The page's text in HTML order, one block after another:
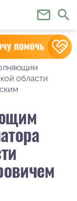
mail_outline search
области